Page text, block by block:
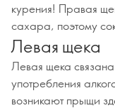
курения! Правая
сахара, поэтому
Левая щека
Левая щека
употребления
возникают прыщи